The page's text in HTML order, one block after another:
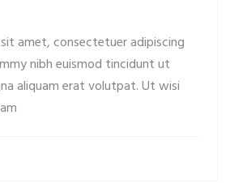
amet, consectetuer adipiscing
nibh euismod tincidunt ut
aliquam erat volutpat. Ut wisi
ADD TO CART